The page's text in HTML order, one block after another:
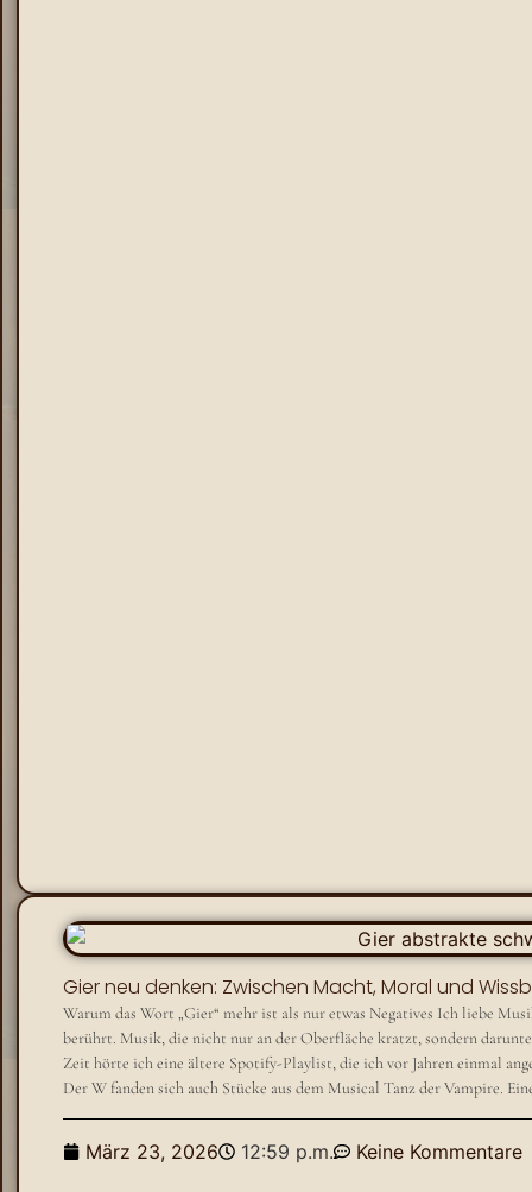
Gier neu denken: Zwischen Macht, Moral und
Warum das Wort „Gier“ mehr ist als nur etwas Negatives Ich liebe
berührt. Musik, die nicht nur an der Oberfläche kratzt, sondern
Zeit hörte ich eine ältere Spotify-Playlist, die ich vor Jahren einmal
Der W fanden sich auch Stücke aus dem Musical Tanz der Vampire.
März 23, 2026 12:59 p.m. Keine Kommentare